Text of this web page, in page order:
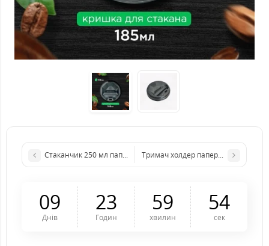
Стаканчик 250 мл паперовий з малюнком"Лотос" без кришки
Тримач холдер паперовий на 2
09
Днів
23
Годин
59
хвилин
54
сек